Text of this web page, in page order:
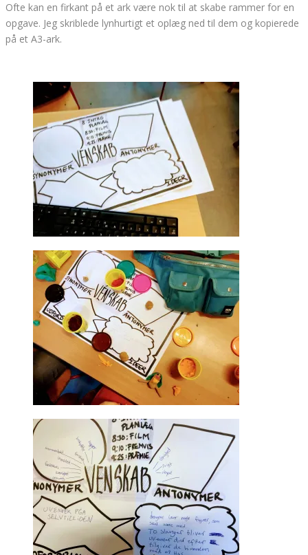
Ofte kan en firkant på et ark være nok til at skabe rammer for en
opgave. Jeg skriblede lynhurtigt et oplæg ned til dem og kopierede
på et A3-ark.